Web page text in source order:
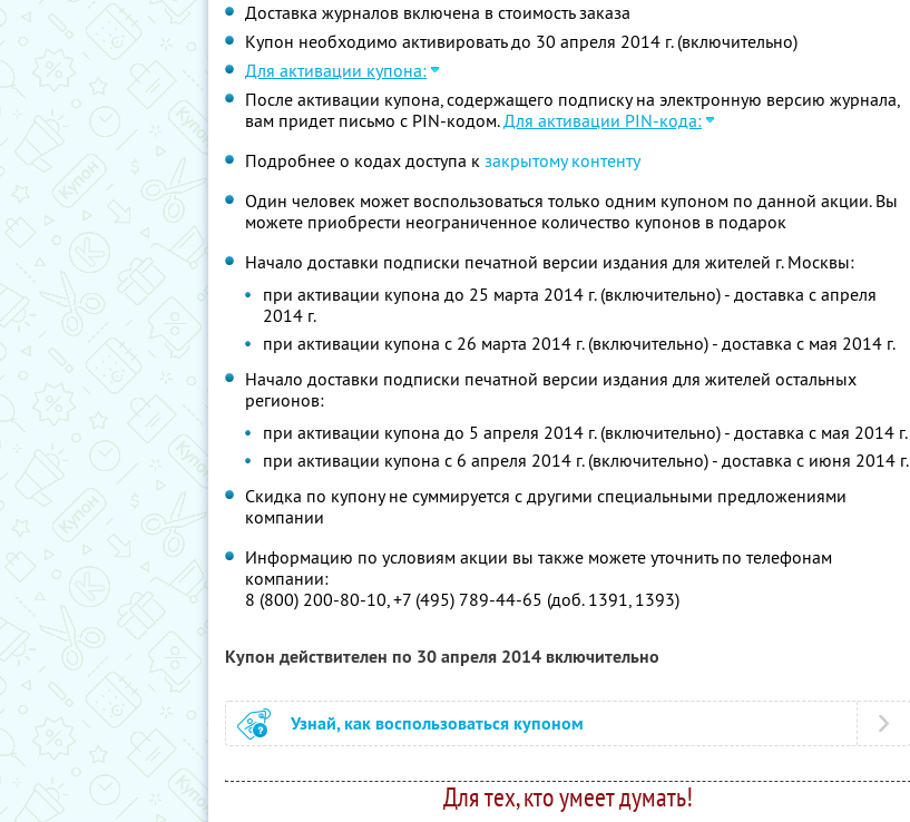
Доставка журналов включена в стоимость заказа
Купон необходимо активировать до 30 апреля 2014 г. (включительно)
Для активации купона:
После активации купона, содержащего подписку на электронную версию журнала,
вам придет письмо с PIN-кодом.Для активации PIN-кода:
Подробнее о кодах доступа к закрытому контенту
Один человек может воспользоваться только одним купоном по данной акции. Вы
можете приобрести неограниченное количество купонов в подарок
Начало доставки подписки печатной версии издания для жителей г. Москвы:
при активации купона до 25 марта 2014 г. (включительно) - доставка с апреля
2014 г.
при активации купона с 26 марта 2014 г. (включительно) - доставка с мая 2014 г.
Начало доставки подписки печатной версии издания для жителей остальных
регионов:
при активации купона до 5 апреля 2014 г. (включительно) - доставка с мая 2014 г.
при активации купона с 6 апреля 2014 г. (включительно) - доставка с июня 2014 г.
Скидка по купону не суммируется с другими специальными предложениями
компании
Информацию по условиям акции вы также можете уточнить по телефонам
компании:
8 (800) 200-80-10, +7 (495) 789-44-65 (доб. 1391, 1393)
Купон действителен по 30 апреля 2014 включительно
Узнай, как воспользоваться купоном
Для тех, кто умеет думать!